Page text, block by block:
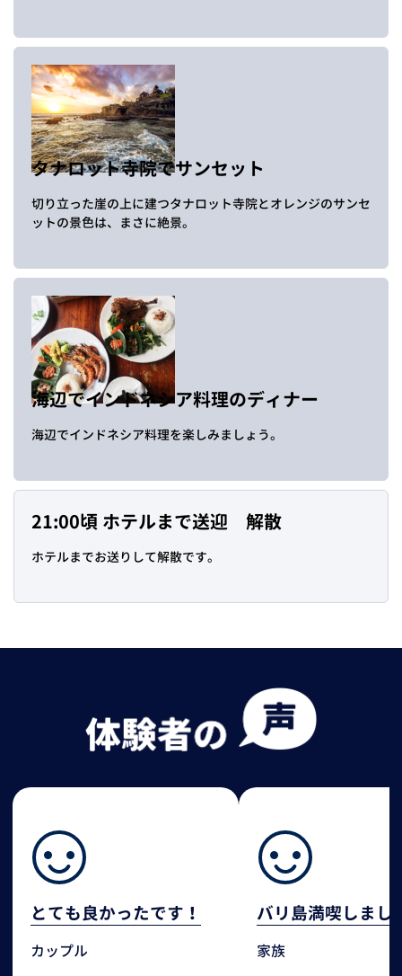
タナロット寺院でサンセット
切り立った崖の上に建つタナロット寺院とオレンジのサンセ
ットの景色は、まさに絶景。
海辺でインドネシア料理のディナー
海辺でインドネシア料理を楽しみましょう。
21:00頃 ホテルまで送迎 解散
ホテルまでお送りして解散です。
とても良かったです！
カップル
バリ島満喫しまし
家族